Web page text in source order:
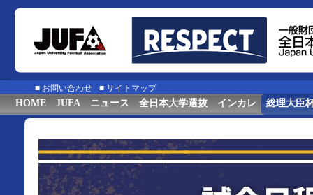
■ お問い合わせ ■ サイトマップ
HOME JUFA ニュース 全日本大学選抜 インカレ 総理大臣